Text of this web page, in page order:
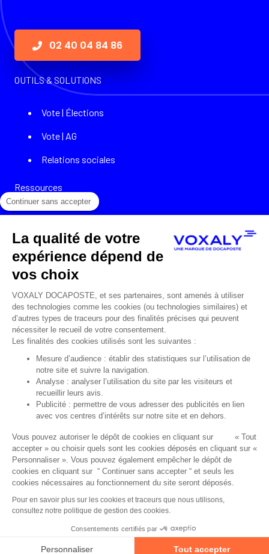
02 40 04 84 86
OUTILS & SOLUTIONS
Vote | Élections
Vote | AG
Relations sociales
Ressources
Témoignages
Webinars
Podcasts
Livres blancs
Infographies
A PROPOS
Voxaly, 2 expertises métiers
Équipes
Nous rejoindre
Partenaires
© Voxaly | Mentions légales|Politique de confidentialité|Politique
de gestion des cookies|Plan du site|Accessibilité : non conforme
Création site internet : Web-IA
Continuer sans accepter
La qualité de votre
expérience dépend de
vos choix
VOXALY DOCAPOSTE, et ses partenaires, sont amenés à utiliser
des technologies comme les cookies (ou technologies similaires) et
d’autres types de traceurs pour des finalités précises qui peuvent
nécessiter le recueil de votre consentement.
Les finalités des cookies utilisés sont les suivantes :
Mesure d’audience : établir des statistiques sur l’utilisation de
notre site et suivre la navigation.
Analyse : analyser l’utilisation du site par les visiteurs et
recueillir leurs avis.
Publicité : permettre de vous adresser des publicités en lien
avec vos centres d’intérêts sur notre site et en dehors.
Vous pouvez autoriser le dépôt de cookies en cliquant sur « Tout
accepter » ou choisir quels sont les cookies déposés en cliquant sur «
Personnaliser ». Vous pouvez également empêcher le dépôt de
cookies en cliquant sur “ Continuer sans accepter “ et seuls les
cookies nécessaires au fonctionnement du site seront déposés.
Pour en savoir plus sur les cookies et traceurs que nous utilisons,
consultez notre politique de gestion des cookies.
Consentements certifiés par
Personnaliser Tout accepter